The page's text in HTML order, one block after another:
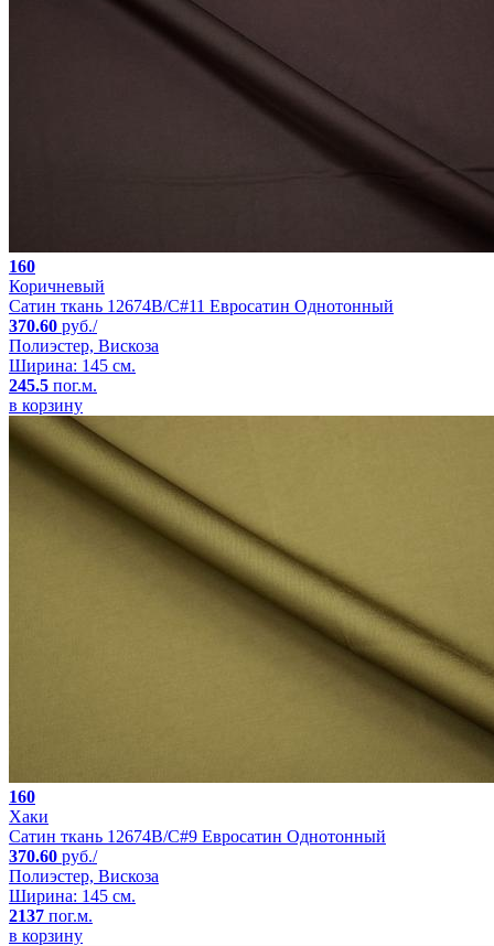
160
Коричневый
Сатин ткань 12674B/C#11 Евросатин Однотонный
370.60 руб./
Полиэстер, Вискоза
Ширина: 145 см.
245.5 пог.м.
в корзину
160
Хаки
Сатин ткань 12674B/C#9 Евросатин Однотонный
370.60 руб./
Полиэстер, Вискоза
Ширина: 145 см.
2137 пог.м.
в корзину